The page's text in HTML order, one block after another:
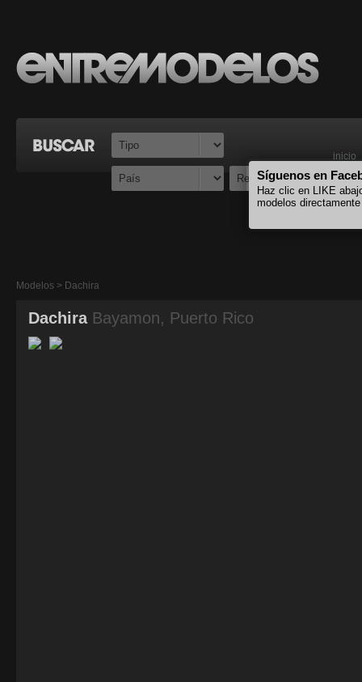
inicio
Modelos > Dachira
Dachira Bayamon, Puerto Rico
Síguenos en
Haz clic en LIKE
modelos